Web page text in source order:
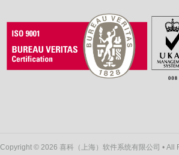
Copyright © 2026 喜科（上海）软件系统有限公司 •